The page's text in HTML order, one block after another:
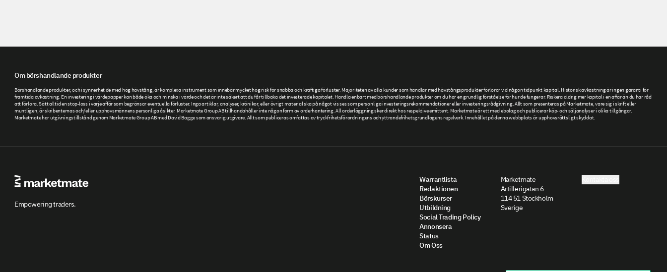
Om börshandlande produkter
Börshandlande produkter, och i synnerhet de med hög hävstång, är komplexa instrument som innebär mycket hög risk för snabba och kraftiga förluster. Majoriteten av alla kunder som handlar med hävstångsprodukter förlorar vid någon tidpunkt kapital. Historisk avkastning är ingen garanti för
framtida avkastning. En investering i värdepapper kan både öka och minska i värde och det är inte säkert att du får tillbaka det investerade kapitalet. Handla enbart med börshandlande produkter om du har en grundlig förståelse för hur de fungerar. Riskera aldrig mer kapital i en affär än du har råd
att förlora. Sätt alltid en stop-loss i varje affär som begränsar eventuella förluster. Inga artiklar, analyser, krönikor, eller övrigt material ska på något vis ses som personliga investeringsrekommendationer eller investeringsrådgivning. Allt som presenteras på Marketmate, vare sig i skrift eller
muntligen, är skribenternas och/eller upphovsmännens personliga åsikter. Marketmate Group AB tillhandahåller inte någon form av orderhantering. All orderläggning sker direkt hos respektive emittent. Marketmate är ett mediebolag och publicerar köp- och säljanalyser i olika tillgångar.
Marketmate har utgivningstillstånd genom Marketmate Group AB med David Bagge som ansvarig utgivare. Allt som publiceras omfattas av tryckfrihetsförordningens och yttrandefrihetsgrundlagens regelverk. Innehållet på denna webbplats är upphovsrättsligt skyddat.
Empowering traders.
Warrantlista
Redaktionen
Börskurser
Utbildning
Social Trading Policy
Annonsera
Status
Om Oss
Marketmate
Artillerigatan 6
114 51 Stockholm
Sverige